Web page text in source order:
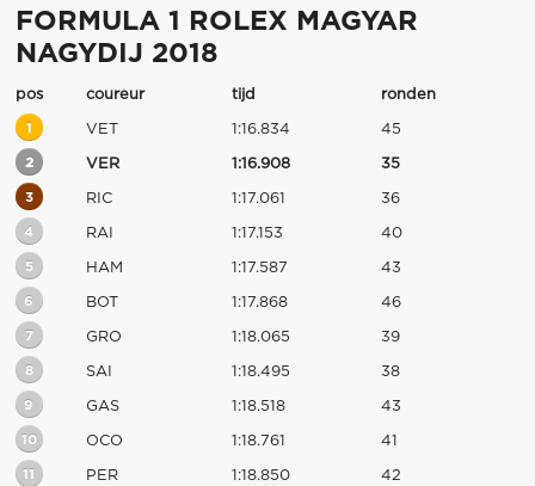
FORMULA 1 ROLEX MAGYAR
NAGYDIJ 2018
pos coureur tijd ronden
1 VET 1:16.834 45
2 VER 1:16.908 35
3 RIC 1:17.061 36
4 RAI 1:17.153 40
5 HAM 1:17.587 43
6 BOT 1:17.868 46
7 GRO 1:18.065 39
8 SAI 1:18.495 38
9 GAS 1:18.518 43
10 OCO 1:18.761 41
11 PER 1:18.850 42